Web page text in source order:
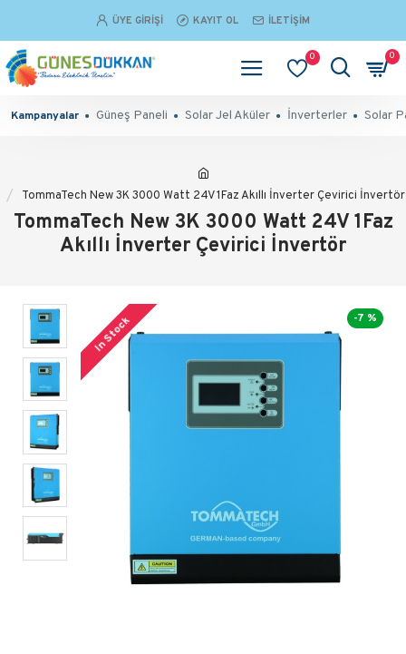
ÜYE GIRIŞI KAYIT OL İLETIŞIM
0 0
Kampanyalar Güneş Paneli Solar Jel Aküler İnverterler Solar
TommaTech New 3K 3000 Watt 24V 1Faz Akıllı İnverter Çevirici İnvertör
TommaTech New 3K 3000 Watt 24V 1Faz
Akıllı İnverter Çevirici İnvertör
-7 %
In Stock